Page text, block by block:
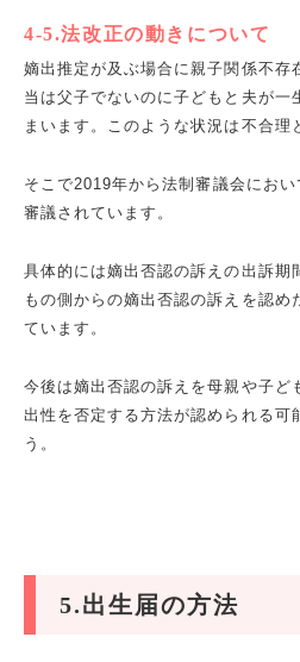
4-5.法改正の動きについて
嫡出推定が及ぶ場合に親子関係不存
当は父子でないのに子どもと夫が一
まいます。このような状況は不合理
そこで2019年から法制審議会にお
審議されています。
具体的には嫡出否認の訴えの出訴期
もの側からの嫡出否認の訴えを認め
ています。
今後は嫡出否認の訴えを母親や子ど
出性を否定する方法が認められる可
う。
5.出生届の方法